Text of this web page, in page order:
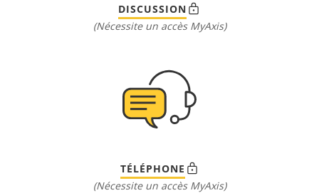
DISCUSSION
(Nécessite un accès MyAxis)
TÉLÉPHONE
(Nécessite un accès MyAxis)